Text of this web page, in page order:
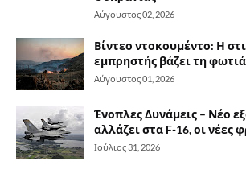
Αύγουστος 02, 2026
Βίντεο ντοκουμέντο: Η
εμπρηστής βάζει τη
Αύγουστος 01, 2026
Ένοπλες Δυνάμεις – Νέο
αλλάζει στα F-16, οι νέες
Ιούλιος 31, 2026